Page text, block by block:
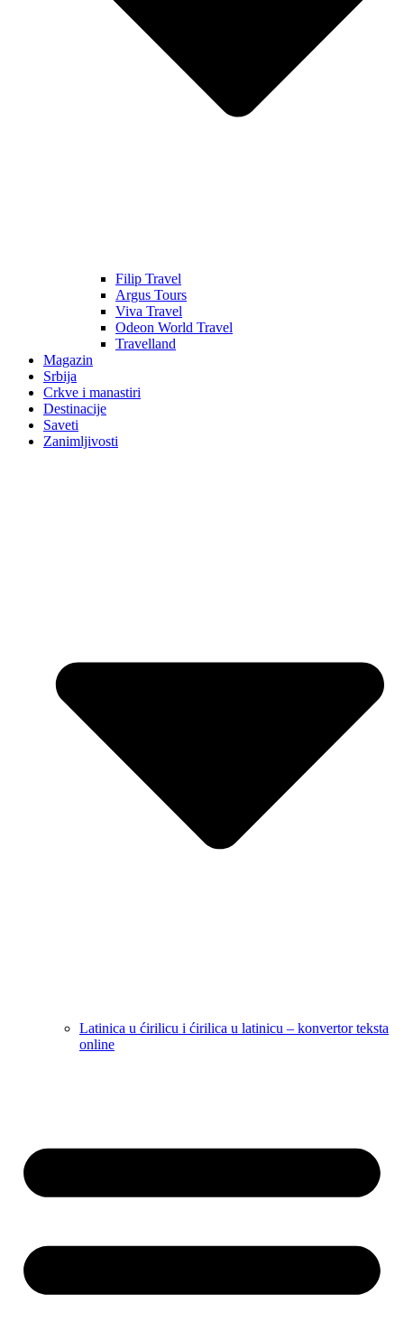
Filip Travel
Argus Tours
Viva Travel
Odeon World Travel
Travelland
Magazin
Srbija
Crkve i manastiri
Destinacije
Saveti
Zanimljivosti
Latinica u ćirilicu i ćirilica u latinicu – konvertor teksta
online